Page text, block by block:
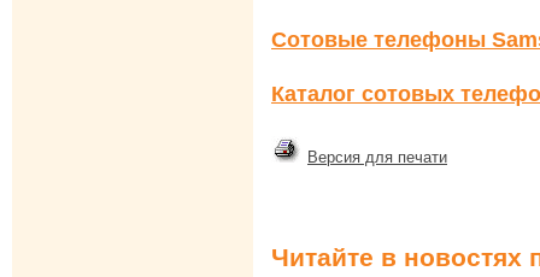
Сотовые телефоны
Каталог сотовых
Версия для печати
Читайте в новостях